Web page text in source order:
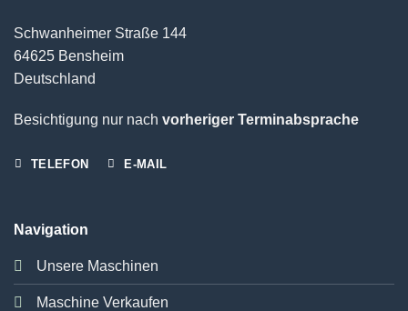
Schwanheimer Straße 144
64625 Bensheim
Deutschland
Besichtigung nur nach vorheriger Terminabsprache
TELEFON E-MAIL
Navigation
Unsere Maschinen
Maschine Verkaufen